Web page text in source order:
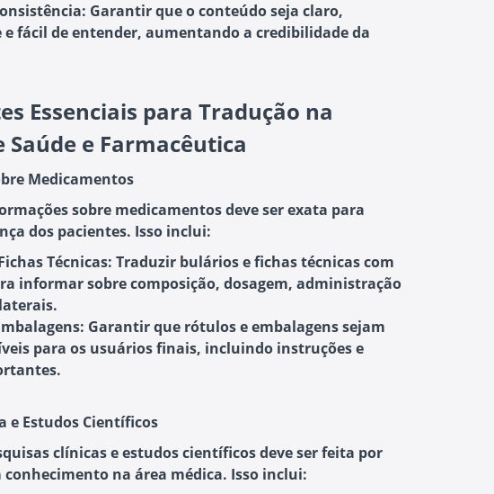
: Garantir que o conteúdo seja claro,
fácil de entender, aumentando a credibilidade da
Essenciais para Tradução na
e Farmacêutica
Medicamentos
sobre medicamentos deve ser exata para
dos pacientes. Isso inclui:
Técnicas: Traduzir bulários e fichas técnicas com
informar sobre composição, dosagem, administração
: Garantir que rótulos e embalagens sejam
para os usuários finais, incluindo instruções e
e Estudos Científicos
clínicas e estudos científicos deve ser feita por
na área médica. Isso inclui: